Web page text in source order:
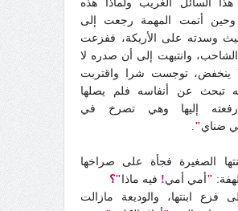
هذا السائل الغريب ولماذا هذه
وحين أتمت المهمة رجعت إلى
وسدته على الأريكة، ففزعت
وانتبهت إلى أن صدره لا
ينخفض، توجست شرا واقتربت
تبحث عن أنفاسه فلم يصلها
إليها وهي تصرخ في
ضناي"
.
الصغيرة فجأة على صراخها
" أمي أمي! فيه ماذا "؟
فزع ابنتها، والوديعة مازالت